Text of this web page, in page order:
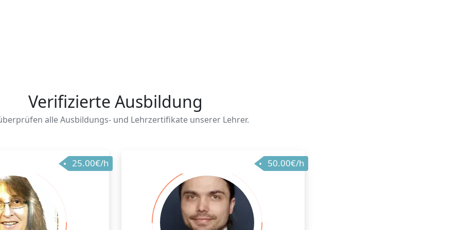
Verifizierte Ausbildung
alle Ausbildungs- und Lehrzertifikate unserer Lehrer.
25.00€/h 50.00€/h